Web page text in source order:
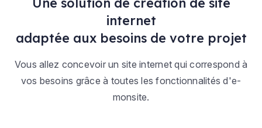
internet
adaptée aux besoins de votre projet
Vous allez concevoir un site internet qui correspond à
vos besoins grâce à toutes les fonctionnalités d'e-
monsite.